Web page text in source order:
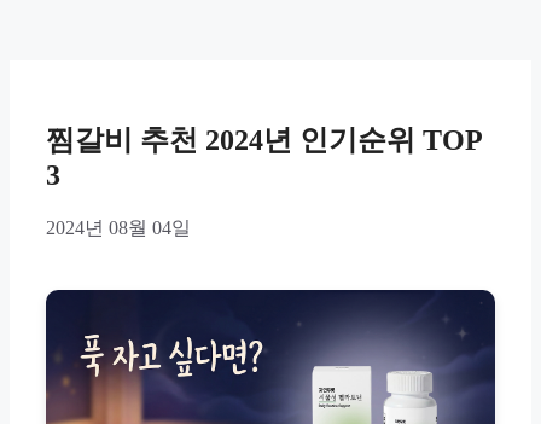
찜갈비 추천 2024년 인기순위 TOP
3
2024년 08월 04일